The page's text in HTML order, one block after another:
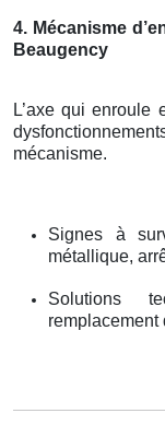
4. Mécanisme
Beaugency
L’axe qui enroule
mécanisme.
Signes à
métallique,
Solutions
remplacement